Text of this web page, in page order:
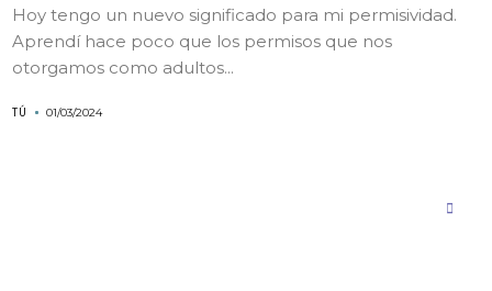
Hoy tengo un nuevo significado para mi permisividad.
Aprendí hace poco que los permisos que nos
otorgamos como adultos...
TÚ 01/03/2024